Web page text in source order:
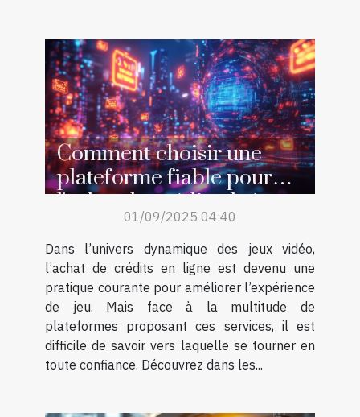
Comment choisir une
plateforme fiable pour
l'achat de crédits de jeu en
01/09/2025 04:40
Dans l’univers dynamique des jeux vidéo,
l’achat de crédits en ligne est devenu une
pratique courante pour améliorer l’expérience
de jeu. Mais face à la multitude de
plateformes proposant ces services, il est
difficile de savoir vers laquelle se tourner en
toute confiance. Découvrez dans les...